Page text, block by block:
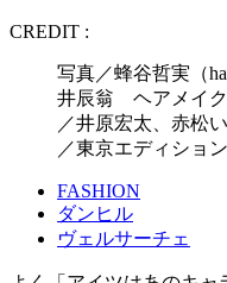
CREDIT :
写真／蜂谷哲実（
井辰翁 ヘアメイ
／井原宏太、赤松
／東京エディショ
FASHION
ダンヒル
ヴェルサーチェ